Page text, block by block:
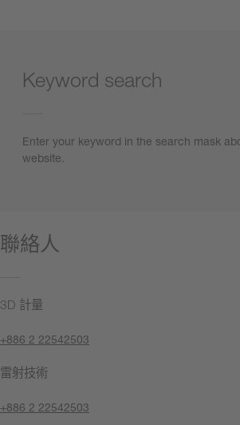
Keyword search
Enter your keyword in the search mask
website.
聯絡人
3D 計量
+886 2 22542503
雷射技術
+886 2 22542503